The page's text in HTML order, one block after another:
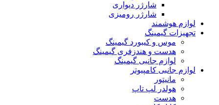
شارژر دیواری
شارژر رومیزی
لوازم هوشمند
تجهیزات گیمینگ
موس و کیبورد گیمینگ
هدست و هندزفری گیمینگ
لوازم جانبی گیمینگ
لوازم جانبی کامپیوتر
مانیتور
هولدر لپ تاپ
هدست